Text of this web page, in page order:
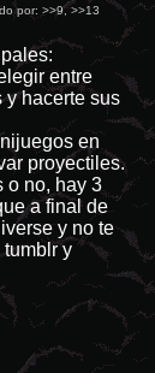
por:>>9,>>13
entre
y hacerte sus
en
proyectiles.
o no, hay 3
a final de
y no te
y